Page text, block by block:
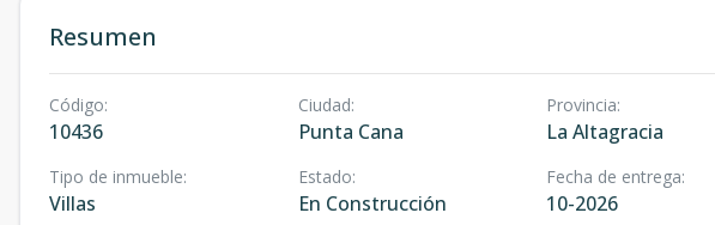
Resumen
Código:
10436
Ciudad:
Punta Cana
Provincia:
La Altagracia
Tipo de inmueble:
Villas
Estado:
En Construcción
Fecha de entrega:
10-2026